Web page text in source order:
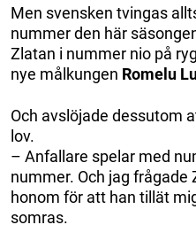
Men svensken tvingas
nummer den här
Zlatan i nummer nio på
nye målkungen Romelu
Och avslöjade dessutom
lov.
– Anfallare spelar med
nummer. Och jag frågade
honom för att han tillät
somras.